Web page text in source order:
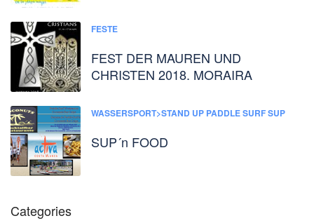
FESTE
FEST DER MAUREN UND
CHRISTEN 2018. MORAIRA
WASSERSPORT>STAND UP PADDLE SURF SUP
SUP´n FOOD
Categories